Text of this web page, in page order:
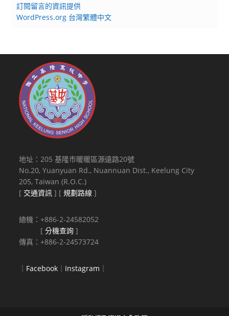
訂閱留言的資訊提供
WordPress.org 台灣繁體中文
地址：205 基隆市暖暖區源遠路20號
No.20, Yuanyuan Rd., Nuannuan Dist., Keelung City
205, Taiwan (R.O.C.)
[ 交通資訊 ] [規劃路線 ]
總機：+886-2-24582052
[分機查詢 ]
傳真：+886-2-24573724
｜ Facebook ｜ Instagram ｜